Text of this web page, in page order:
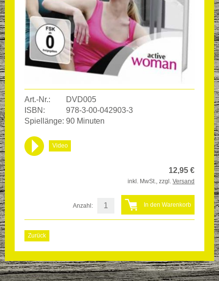
Art.-Nr.:
DVD005
ISBN:
978-3-00-042903-3
Spiellänge: 90 Minuten
Video
12,95 €
inkl. MwSt., zzgl. Versand
Anzahl:
Zurück